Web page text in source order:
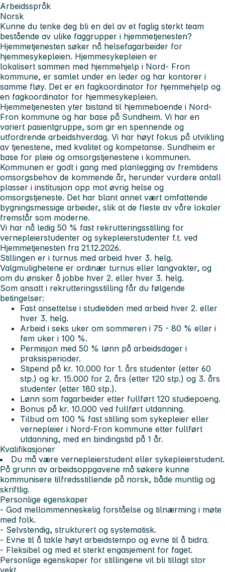
Arbeidsspråk
Norsk
Kunne du tenke deg bli en del av et faglig sterkt team
bestående av ulike faggrupper i hjemmetjenesten?
Hjemmetjenesten søker nå helsefagarbeider for
hjemmesykepleien. Hjemmesykepleien er
lokalisert sammen med hjemmehjelp i Nord- Fron
kommune, er samlet under en leder og har kontorer i
samme fløy. Det er en fagkoordinator for hjemmehjelp og
en fagkoordinator for hjemmesykepleien.
Hjemmetjenesten yter bistand til hjemmeboende i Nord-
Fron kommune og har base på Sundheim. Vi har en
variert pasientgruppe, som gir en spennende og
utfordrende arbeidshverdag. Vi har høyt fokus på utvikling
av tjenestene, med kvalitet og kompetanse. Sundheim er
base for pleie og omsorgstjenestene i kommunen.
Kommunen er godt i gang med planlegging av fremtidens
omsorgsbehov de kommende år, herunder vurdere antall
plasser i institusjon opp mot øvrig helse og
omsorgstjeneste. Det har blant annet vært omfattende
bygningsmessige arbeider, slik at de fleste av våre lokaler
fremstår som moderne.
Vi har nå ledig 50 % fast rekrutteringsstilling for
vernepleierstudenter og sykepleierstudenter f.t. ved
Hjemmetjenesten fra 21.12.2026.
Stillingen er i turnus med arbeid hver 3. helg.
Valgmulighetene er ordinær turnus eller langvakter, og
om du ønsker å jobbe hver 2. eller hver 3. helg.
Som ansatt i rekrutteringsstilling får du følgende
betingelser:
Fast ansettelse i studietiden med arbeid hver 2. eller
hver 3. helg.
Arbeid i seks uker om sommeren i 75 - 80 % eller i
fem uker i 100 %.
Permisjon med 50 % lønn på arbeidsdager i
praksisperioder.
Stipend på kr. 10.000 for 1. års studenter (etter 60
stp.) og kr. 15.000 for 2. års (etter 120 stp.) og 3. års
studenter (etter 180 stp.).
Lønn som fagarbeider etter fullført 120 studiepoeng.
Bonus på kr. 10.000 ved fullført utdanning.
Tilbud om 100 % fast stilling som sykepleier eller
vernepleier i Nord-Fron kommune etter fullført
utdanning, med en bindingstid på 1 år.
Kvalifikasjoner
Du må være vernepleierstudent eller sykepleierstudent.
På grunn av arbeidsoppgavene må søkere kunne
kommunisere tilfredsstillende på norsk, både muntlig og
skriftlig.
Personlige egenskaper
- God mellommenneskelig forståelse og tilnærming i møte
med folk.
- Selvstendig, strukturert og systematisk.
- Evne til å takle høyt arbeidstempo og evne til å bidra.
- Fleksibel og med et sterkt engasjement for faget.
Personlige egenskaper for stillingene vil bli tillagt stor
vekt.